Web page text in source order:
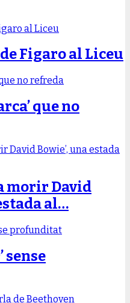
Figaro al Liceu
que no
morir David
al…
sense